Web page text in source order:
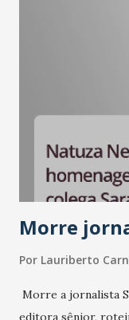
A nova edição
e consistência
liderança e
mundo fala muito e
sempre existiu
consistência, e
Vamos reforçar
marcas, pessoas e
Morre
Por Lauriberto
Morre a jornalista
editora sênior,